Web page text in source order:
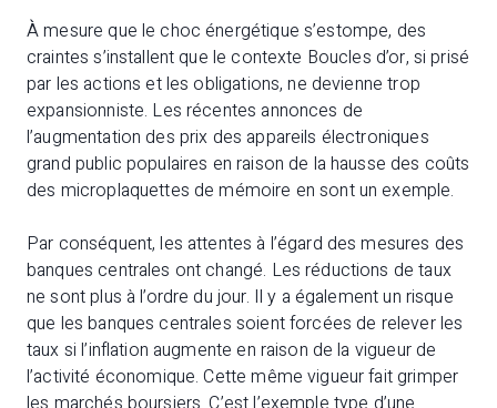
À mesure que le choc énergétique s’estompe, des
craintes s’installent que le contexte Boucles d’or, si prisé
par les actions et les obligations, ne devienne trop
expansionniste. Les récentes annonces de
l’augmentation des prix des appareils électroniques
grand public populaires en raison de la hausse des coûts
des microplaquettes de mémoire en sont un exemple.
Par conséquent, les attentes à l’égard des mesures des
banques centrales ont changé. Les réductions de taux
ne sont plus à l’ordre du jour. Il y a également un risque
que les banques centrales soient forcées de relever les
taux si l’inflation augmente en raison de la vigueur de
l’activité économique. Cette même vigueur fait grimper